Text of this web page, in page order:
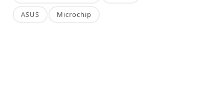
ASUS Microchip